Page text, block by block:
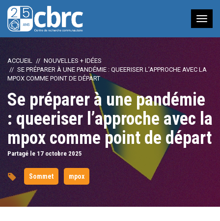
à
ACCUEIL
NOUVELLES + IDÉES
SE PRÉPARER À UNE PANDÉMIE : QUEERISER L’APPROCHE AVEC LA
MPOX COMME POINT DE DÉPART
Se préparer à une pandémie
: queeriser l’approche avec la
mpox comme point de départ
Partagé le 17 octobre 2025
Sommet mpox